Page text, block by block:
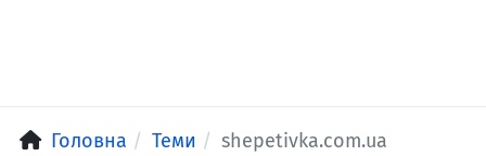
Головна Теми shepetivka.com.ua